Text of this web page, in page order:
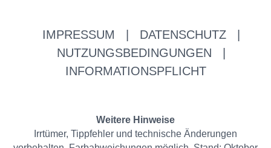
IMPRESSUM DATENSCHUTZ
NUTZUNGSBEDINGUNGEN
INFORMATIONSPFLICHT
Weitere Hinweise
Irrtümer, Tippfehler und technische Änderungen